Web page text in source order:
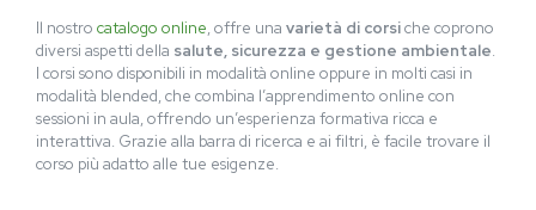
Il nostro catalogo online, offre una varietà di corsiche coprono
diversi aspetti della salute, sicurezza e gestione ambientale.
I corsi sono disponibili in modalità online oppure in molti casi in
modalità blended, che combina l’apprendimento online con
sessioni in aula, offrendo un’esperienza formativa ricca e
interattiva. Grazie alla barra di ricerca e ai filtri, è facile trovare il
corso più adatto alle tue esigenze.